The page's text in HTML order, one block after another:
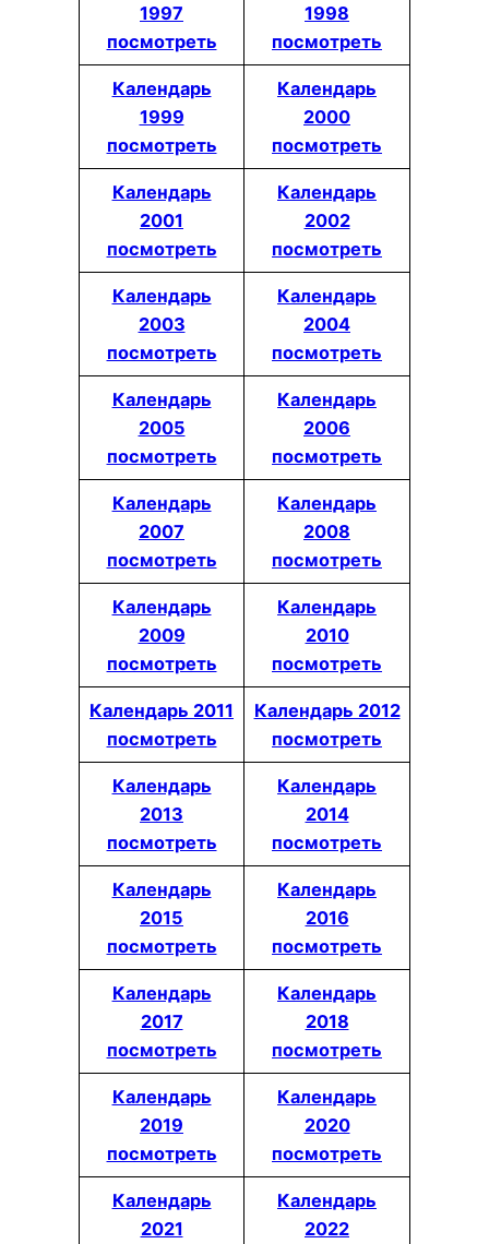
1997
посмотреть
1998
посмотреть
Календарь
1999
посмотреть
Календарь
2000
посмотреть
Календарь
2001
посмотреть
Календарь
2002
посмотреть
Календарь
2003
посмотреть
Календарь
2004
посмотреть
Календарь
2005
посмотреть
Календарь
2006
посмотреть
Календарь
2007
посмотреть
Календарь
2008
посмотреть
Календарь
2009
посмотреть
Календарь
2010
посмотреть
Календарь 2011
посмотреть
Календарь 2012
посмотреть
Календарь
2013
посмотреть
Календарь
2014
посмотреть
Календарь
2015
посмотреть
Календарь
2016
посмотреть
Календарь
2017
посмотреть
Календарь
2018
посмотреть
Календарь
2019
посмотреть
Календарь
2020
посмотреть
Календарь
2021
Календарь
2022